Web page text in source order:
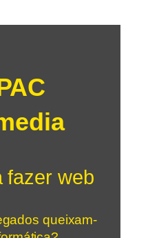
fazer web
queixam-